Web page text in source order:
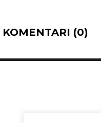
KOMENTARI (0)